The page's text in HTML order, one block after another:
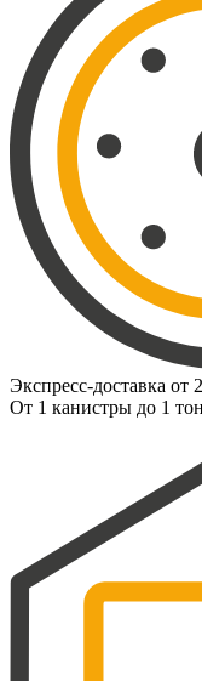
Экспресс-доставка от
От 1 канистры до 1